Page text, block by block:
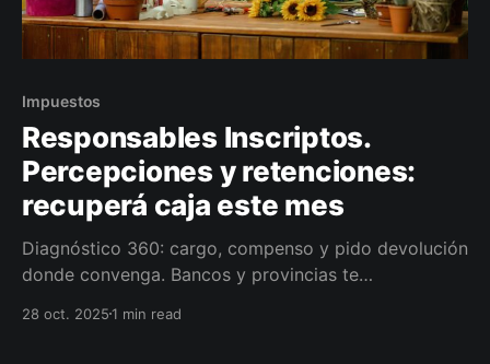
Impuestos
Responsables Inscriptos.
Percepciones y retenciones:
recuperá caja este mes
Diagnóstico 360: cargo, compenso y pido devolución
donde convenga. Bancos y provincias te
más.
28 oct. 20251 min read